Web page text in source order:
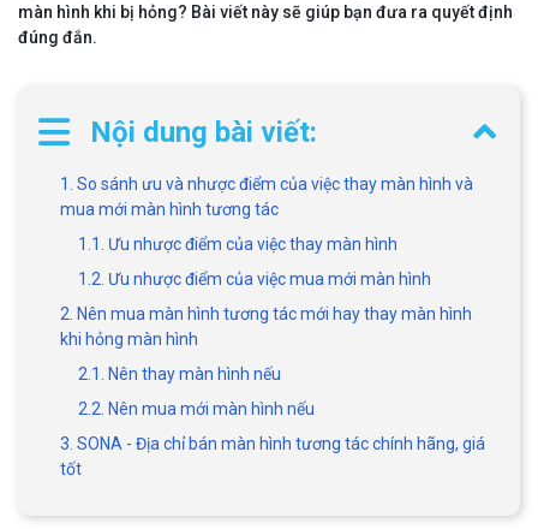
màn hình khi bị hỏng? Bài viết này sẽ giúp bạn đưa ra quyết định
đúng đắn.
Nội dung bài viết:
1. So sánh ưu và nhược điểm của việc thay màn hình và
mua mới màn hình tương tác
1.1. Ưu nhược điểm của việc thay màn hình
1.2. Ưu nhược điểm của việc mua mới màn hình
2. Nên mua màn hình tương tác mới hay thay màn hình
khi hỏng màn hình
2.1. Nên thay màn hình nếu
2.2. Nên mua mới màn hình nếu
3. SONA - Địa chỉ bán màn hình tương tác chính hãng, giá
tốt